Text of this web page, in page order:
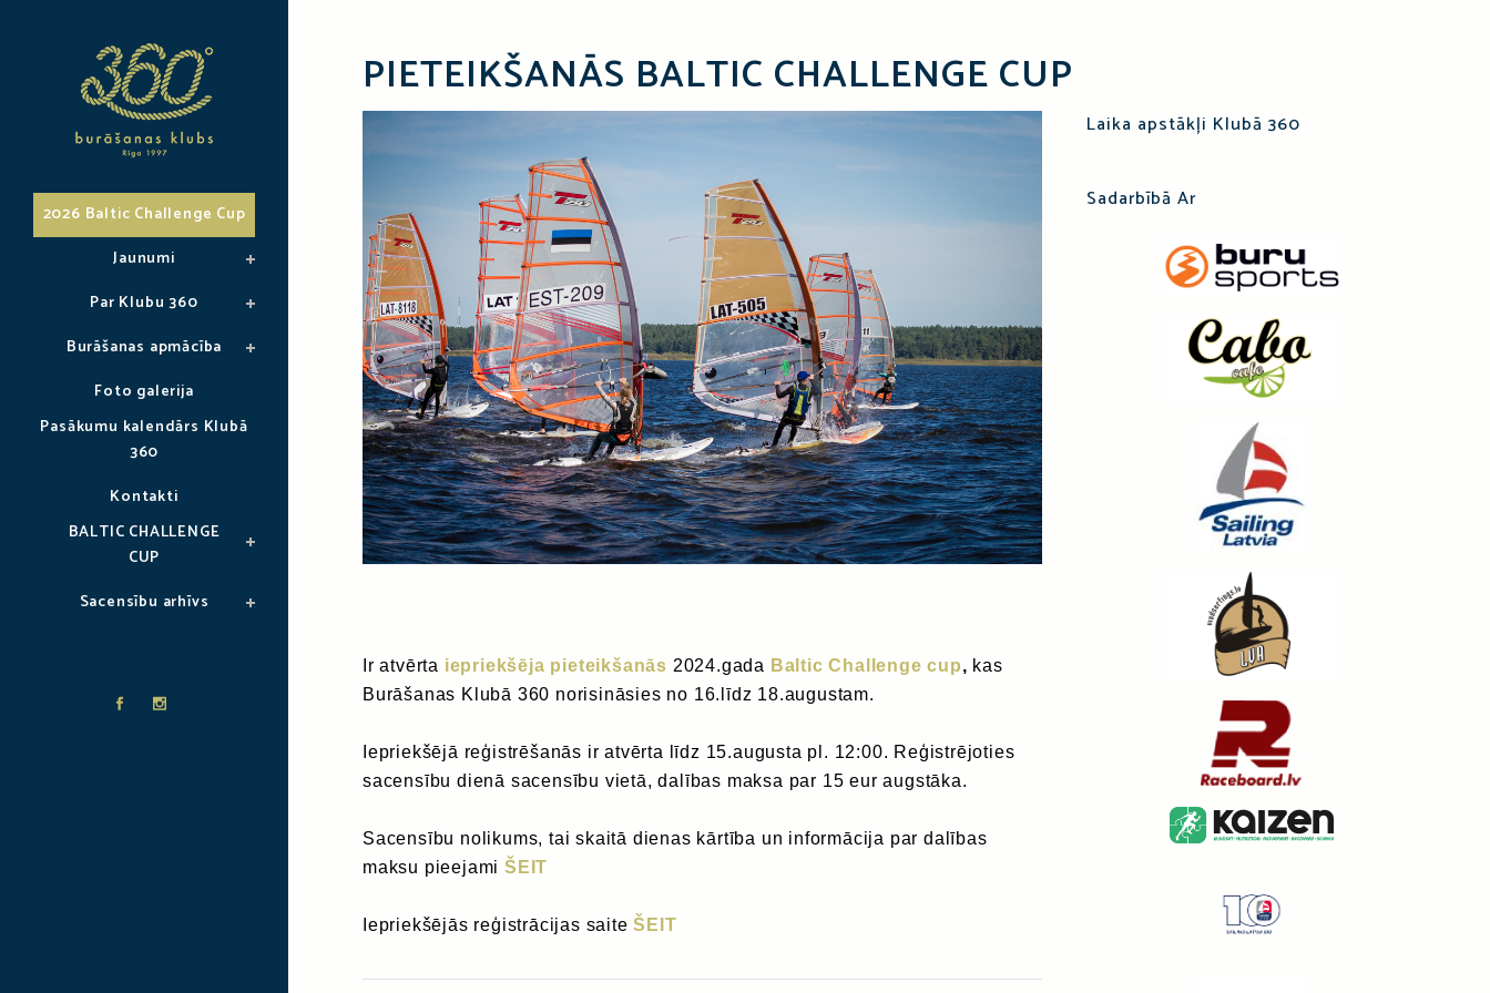
2026 Baltic Challenge Cup
Jaunumi
Par Klubu 360
Burāšanas apmācība
Foto galerija
Pasākumu kalendārs Klubā
360
Kontakti
BALTIC CHALLENGE
CUP
Sacensību arhīvs
PIETEIKŠANĀS BALTIC CHALLENGE CUP
Ir atvērta iepriekšēja pieteikšanās 2024.gada Baltic Challenge cup, kas
Burāšanas Klubā 360 norisināsies no 16.līdz 18.augustam.
Iepriekšējā reģistrēšanās ir atvērta līdz 15.augusta pl. 12:00. Reģistrējoties
sacensību dienā sacensību vietā, dalības maksa par 15 eur augstāka.
Sacensību nolikums, tai skaitā dienas kārtība un informācija par dalības
maksu pieejamiŠEIT
Iepriekšējās reģistrācijas saiteŠEIT
Laika apstākļi Klubā 360
Sadarbībā Ar